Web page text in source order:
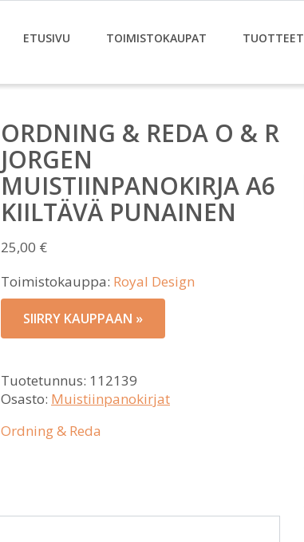
ETUSIVU TOIMISTOKAUPAT TUOTTEET
ORDNING & REDA O & R
JORGEN
MUISTIINPANOKIRJA A6
KIILTÄVÄ PUNAINEN
25,00 €
Toimistokauppa: Royal Design
SIIRRY KAUPPAAN »
Tuotetunnus: 112139
Osasto: Muistiinpanokirjat
Ordning & Reda